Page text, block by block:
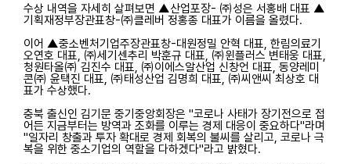
수상 내역을 자세히 살펴보면 ▲산업포장- ㈜성은 서홍배 대표 ▲
기획재정부장관표창-㈜클레버 정홍종 대표가 이름을 올렸다.
이어 ▲중소벤처기업주장관표창-대원정밀 안혁 대표, 한림의료기
오연호 대표, ㈜세기센추리 박훈규 대표, ㈜윈플러스 변태웅 대표,
청원타올㈜ 김진수 대표, ㈜이에스알산업 신창언 대표, 동양레미
콘㈜ 윤택진 대표, ㈜태성산업 김명희 대표, ㈜씨앤씨 최상호 대
표가 수상했다.
충북 출신인 김기문 중기중앙회장은 "코로나 사태가 장기전으로 접
어든 지금부터는 방역과 조화를 이루는 경제 대응이 중요하다"라며
"일자리 창출과 투자 확대로 경제 회복의 불씨를 살리고, 코로나 극
복을 위한 중소기업의 역할을 다하겠다"라고 밝혔다.